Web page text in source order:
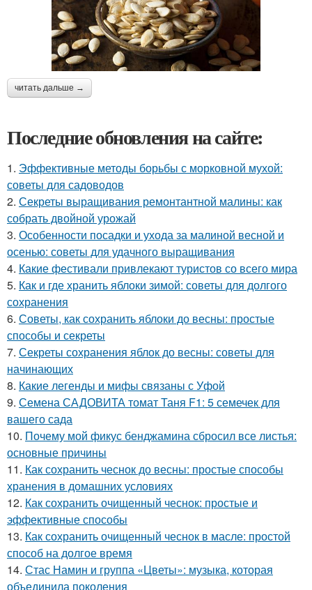
читать дальше →
Последние обновления на сайте:
1. Эффективные методы борьбы с морковной мухой:
советы для садоводов
2. Секреты выращивания ремонтантной малины: как
собрать двойной урожай
3. Особенности посадки и ухода за малиной весной и
осенью: советы для удачного выращивания
4. Какие фестивали привлекают туристов со всего мира
5. Как и где хранить яблоки зимой: советы для долгого
сохранения
6. Советы, как сохранить яблоки до весны: простые
способы и секреты
7. Секреты сохранения яблок до весны: советы для
начинающих
8. Какие легенды и мифы связаны с Уфой
9. Семена САДОВИТА томат Таня F1: 5 семечек для
вашего сада
10. Почему мой фикус бенджамина сбросил все листья:
основные причины
11. Как сохранить чеснок до весны: простые способы
хранения в домашних условиях
12. Как сохранить очищенный чеснок: простые и
эффективные способы
13. Как сохранить очищенный чеснок в масле: простой
способ на долгое время
14. Стас Намин и группа «Цветы»: музыка, которая
объединила поколения